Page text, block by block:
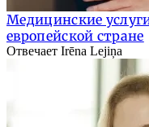
Медицинские
европейской стране
Отвечает Irēna Lejiņa